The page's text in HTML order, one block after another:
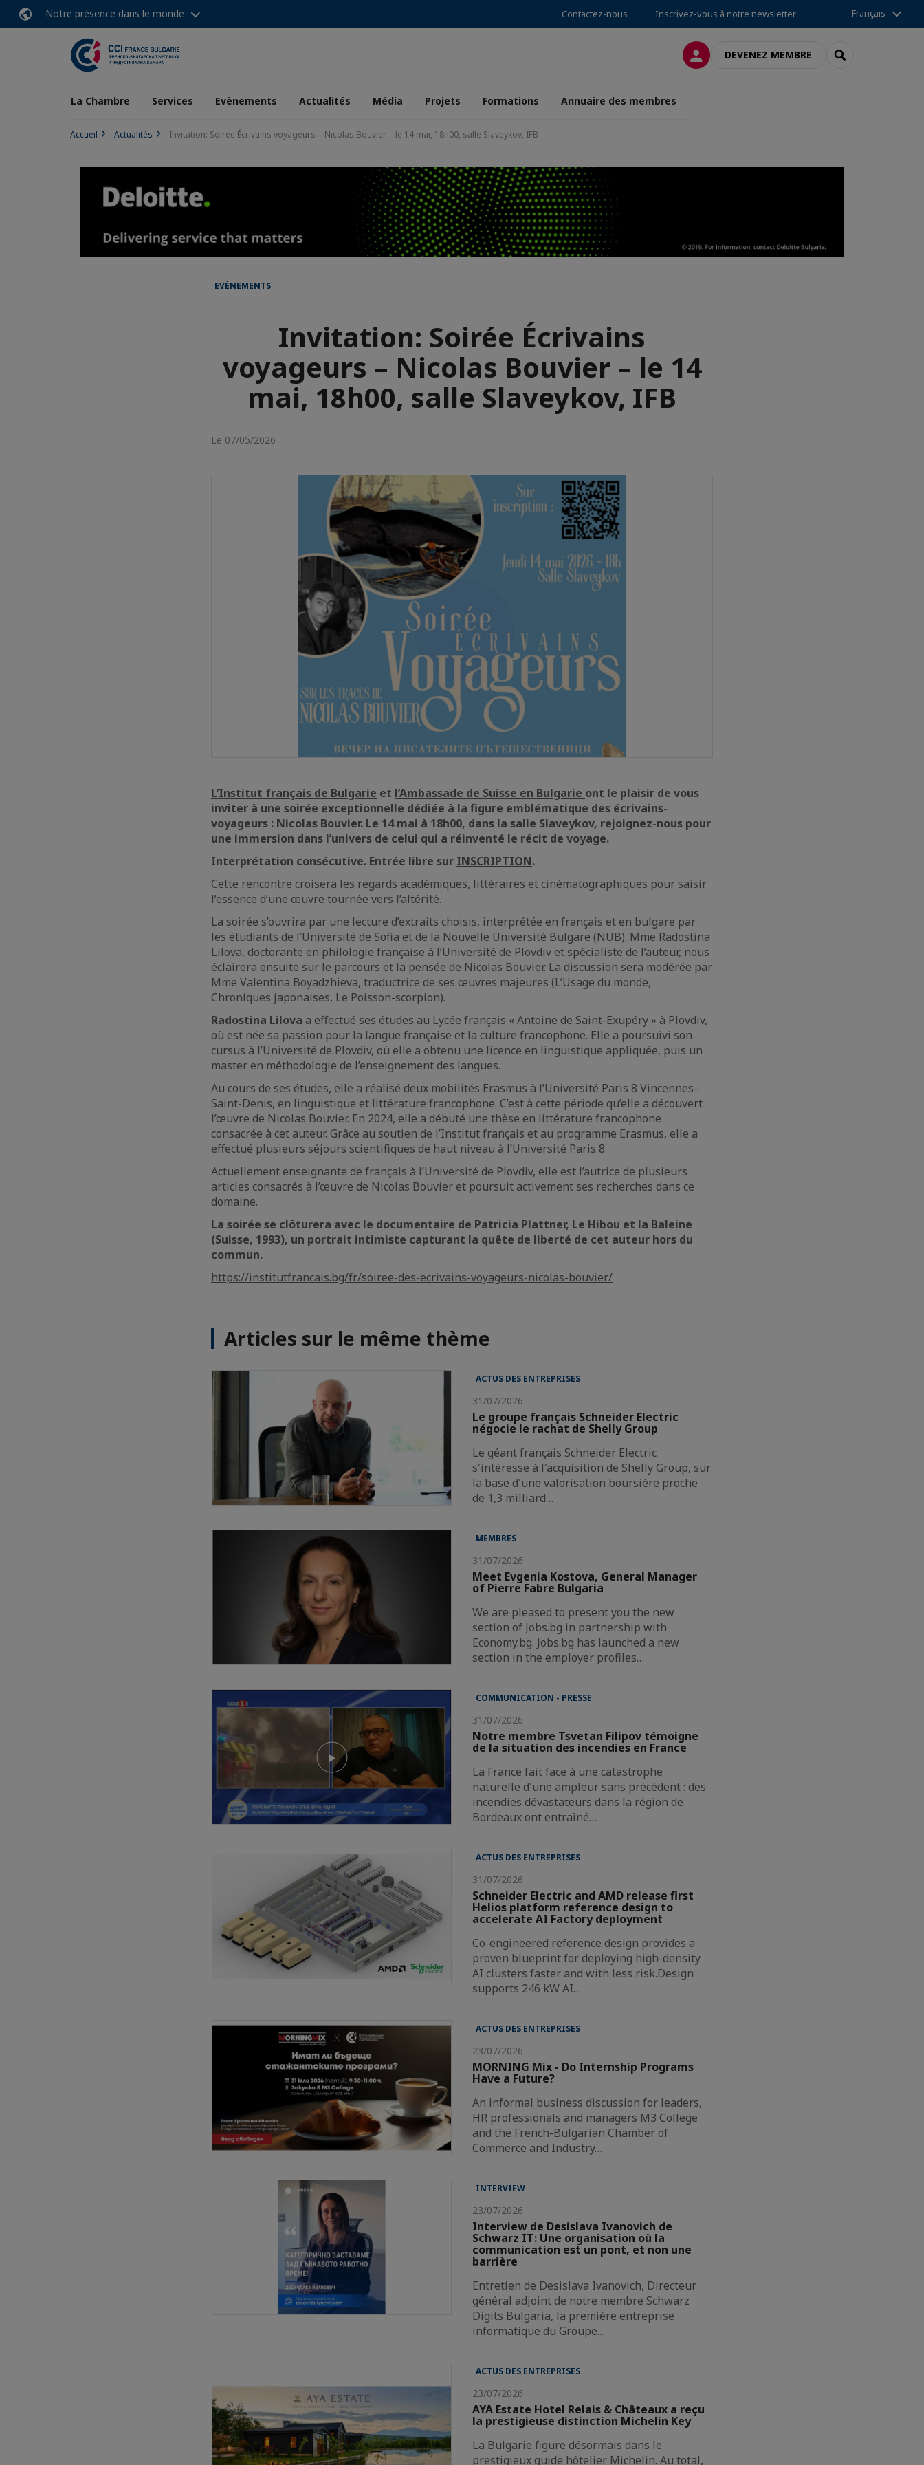
Notre présence dans le monde Contactez-nous Inscrivez-vous à notre newsletter Français
CONNEXIONDEVENEZ MEMBRE RECHERCHER
La Chambre Services Evènements Actualités Média Projets Formations Annuaire des membres
Accueil Actualités Invitation: Soirée Écrivains voyageurs – Nicolas Bouvier – le 14 mai, 18h00, salle Slaveykov, IFB
EVÈNEMENTS
Invitation: Soirée Écrivains
voyageurs – Nicolas Bouvier – le 14
mai, 18h00, salle Slaveykov, IFB
Le 07/05/2026
L’Institut français de Bulgarie et l’Ambassade de Suisse en Bulgarie ont le plaisir de vous
inviter à une soirée exceptionnelle dédiée à la figure emblématique des écrivains-
voyageurs : Nicolas Bouvier. Le 14 mai à 18h00, dans la salle Slaveykov, rejoignez-nous pour
une immersion dans l’univers de celui qui a réinventé le récit de voyage.
Interprétation consécutive. Entrée libre sur INSCRIPTION.
Cette rencontre croisera les regards académiques, littéraires et cinématographiques pour saisir
l’essence d’une œuvre tournée vers l’altérité.
La soirée s’ouvrira par une lecture d’extraits choisis, interprétée en français et en bulgare par
les étudiants de l’Université de Sofia et de la Nouvelle Université Bulgare (NUB). Mme Radostina
Lilova, doctorante en philologie française à l’Université de Plovdiv et spécialiste de l’auteur, nous
éclairera ensuite sur le parcours et la pensée de Nicolas Bouvier. La discussion sera modérée par
Mme Valentina Boyadzhieva, traductrice de ses œuvres majeures (L’Usage du monde,
Chroniques japonaises, Le Poisson-scorpion).
Radostina Lilova a effectué ses études au Lycée français « Antoine de Saint-Exupéry » à Plovdiv,
où est née sa passion pour la langue française et la culture francophone. Elle a poursuivi son
cursus à l’Université de Plovdiv, où elle a obtenu une licence en linguistique appliquée, puis un
master en méthodologie de l’enseignement des langues.
Au cours de ses études, elle a réalisé deux mobilités Erasmus à l’Université Paris 8 Vincennes–
Saint-Denis, en linguistique et littérature francophone. C’est à cette période qu’elle a découvert
l’œuvre de Nicolas Bouvier. En 2024, elle a débuté une thèse en littérature francophone
consacrée à cet auteur. Grâce au soutien de l’Institut français et au programme Erasmus, elle a
effectué plusieurs séjours scientifiques de haut niveau à l’Université Paris 8.
Actuellement enseignante de français à l’Université de Plovdiv, elle est l’autrice de plusieurs
articles consacrés à l’œuvre de Nicolas Bouvier et poursuit activement ses recherches dans ce
domaine.
La soirée se clôturera avec le documentaire de Patricia Plattner, Le Hibou et la Baleine
(Suisse, 1993), un portrait intimiste capturant la quête de liberté de cet auteur hors du
commun.
https://institutfrancais.bg/fr/soiree-des-ecrivains-voyageurs-nicolas-bouvier/
Articles sur le même thème
ACTUS DES ENTREPRISES
31/07/2026
Le groupe français Schneider Electric
négocie le rachat de Shelly Group
Le géant français Schneider Electric
s'intéresse à l'acquisition de Shelly Group, sur
la base d'une valorisation boursière proche
de 1,3 milliard…
MEMBRES
31/07/2026
Meet Evgenia Kostova, General Manager
of Pierre Fabre Bulgaria
We are pleased to present you the new
section of Jobs.bg in partnership with
Economy.bg. Jobs.bg has launched a new
section in the employer profiles…
COMMUNICATION - PRESSE
31/07/2026
Notre membre Tsvetan Filipov témoigne
de la situation des incendies en France
La France fait face à une catastrophe
naturelle d'une ampleur sans précédent : des
incendies dévastateurs dans la région de
Bordeaux ont entraîné…
ACTUS DES ENTREPRISES
31/07/2026
Schneider Electric and AMD release first
Helios platform reference design to
accelerate AI Factory deployment
Co-engineered reference design provides a
proven blueprint for deploying high-density
AI clusters faster and with less risk.Design
supports 246 kW AI…
ACTUS DES ENTREPRISES
23/07/2026
MORNING Mix - Do Internship Programs
Have a Future?
An informal business discussion for leaders,
HR professionals and managers M3 College
and the French-Bulgarian Chamber of
Commerce and Industry…
INTERVIEW
23/07/2026
Interview de Desislava Ivanovich de
Schwarz IT: Une organisation où la
communication est un pont, et non une
barrière
Entretien de Desislava Ivanovich, Directeur
général adjoint de notre membre Schwarz
Digits Bulgaria, la première entreprise
informatique du Groupe…
ACTUS DES ENTREPRISES
23/07/2026
AYA Estate Hotel Relais & Châteaux a reçu
la prestigieuse distinction Michelin Key
La Bulgarie figure désormais dans le
prestigieux guide hôtelier Michelin. Au total,